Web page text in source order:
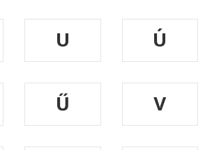
U
Ú
Ű
V